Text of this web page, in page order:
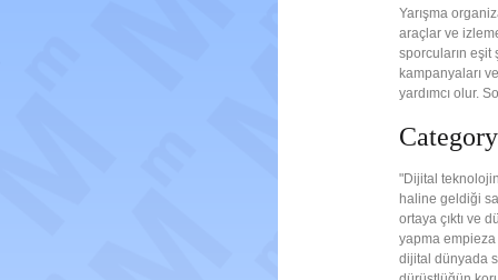
Yarışma
araçlar ve
sporcuların eşit
kampanyaları
yardımcı olur.
"Dijital
haline geldiği
ortaya çıktı ve
yapma
dijital dünyada